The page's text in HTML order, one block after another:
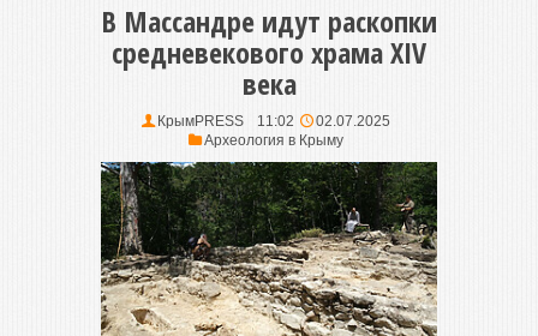
В Массандре идут раскопки
средневекового храма XIV
века
КрымPRESS 11:02
02.07.2025
Археология в Крыму